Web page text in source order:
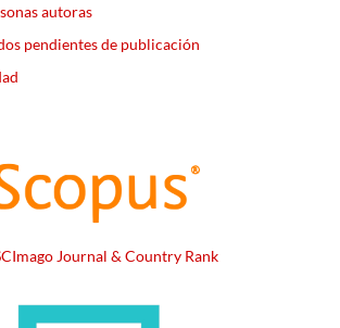
autoras
pendientes de publicación